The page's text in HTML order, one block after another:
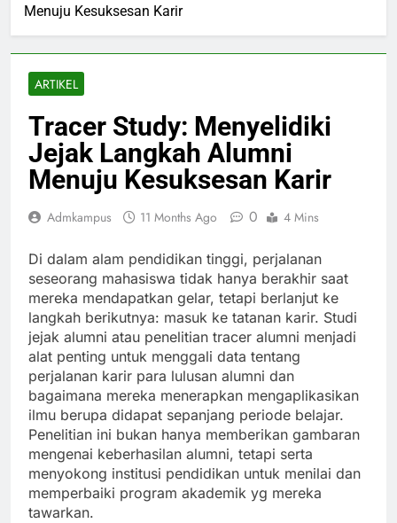
Menuju Kesuksesan Karir
ARTIKEL
Tracer Study: Menyelidiki
Jejak Langkah Alumni
Menuju Kesuksesan Karir
Admkampus 11 Months Ago 0 4 Mins
Di dalam alam pendidikan tinggi, perjalanan
seseorang mahasiswa tidak hanya berakhir saat
mereka mendapatkan gelar, tetapi berlanjut ke
langkah berikutnya: masuk ke tatanan karir. Studi
jejak alumni atau penelitian tracer alumni menjadi
alat penting untuk menggali data tentang
perjalanan karir para lulusan alumni dan
bagaimana mereka menerapkan mengaplikasikan
ilmu berupa didapat sepanjang periode belajar.
Penelitian ini bukan hanya memberikan gambaran
mengenai keberhasilan alumni, tetapi serta
menyokong institusi pendidikan untuk menilai dan
memperbaiki program akademik yg mereka
tawarkan.